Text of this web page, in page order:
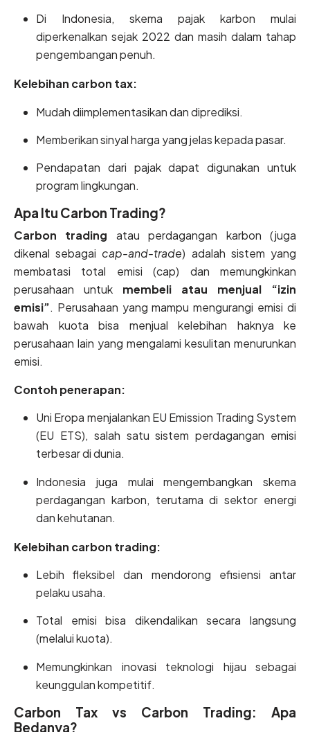
Di Indonesia, skema pajak karbon mulai
diperkenalkan sejak 2022 dan masih dalam tahap
pengembangan penuh.
Kelebihan carbon tax:
Mudah diimplementasikan dan diprediksi.
Memberikan sinyal harga yang jelas kepada pasar.
Pendapatan dari pajak dapat digunakan untuk
program lingkungan.
Apa Itu Carbon Trading?
Carbon trading atau perdagangan karbon (juga
dikenal sebagai cap-and-trade) adalah sistem yang
membatasi total emisi (cap) dan memungkinkan
perusahaan untuk membeli atau menjual “izin
emisi”. Perusahaan yang mampu mengurangi emisi di
bawah kuota bisa menjual kelebihan haknya ke
perusahaan lain yang mengalami kesulitan menurunkan
emisi.
Contoh penerapan:
Uni Eropa menjalankan EU Emission Trading System
(EU ETS), salah satu sistem perdagangan emisi
terbesar di dunia.
Indonesia juga mulai mengembangkan skema
perdagangan karbon, terutama di sektor energi
dan kehutanan.
Kelebihan carbon trading:
Lebih fleksibel dan mendorong efisiensi antar
pelaku usaha.
Total emisi bisa dikendalikan secara langsung
(melalui kuota).
Memungkinkan inovasi teknologi hijau sebagai
keunggulan kompetitif.
Carbon Tax vs Carbon Trading: Apa
Bedanya?